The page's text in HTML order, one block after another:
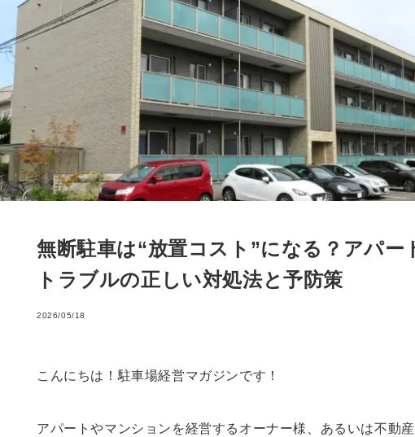
無断駐車は“放置コスト”になる？アパー
トラブルの正しい対処法と予防策
2026/05/18
こんにちは！駐車場経営マガジンです！
アパートやマンションを経営するオーナー様、あるいは不動